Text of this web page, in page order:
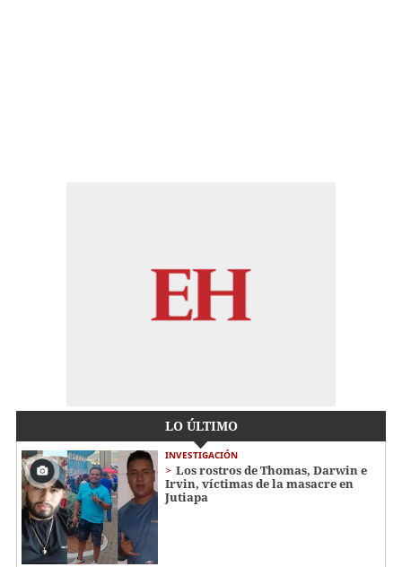
LO ÚLTIMO
INVESTIGACIÓN
Los rostros de Thomas, Darwin e
Irvin, víctimas de la masacre en
Jutiapa